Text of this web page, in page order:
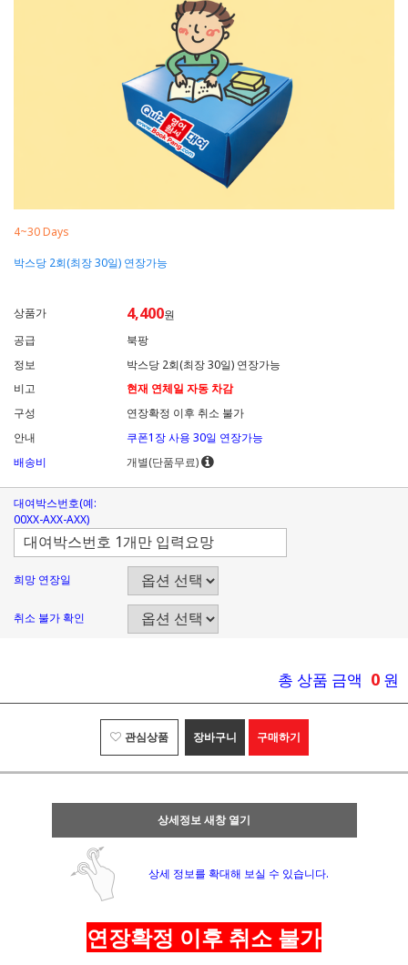
4~30 Days
박스당 2회(최장 30일) 연장가능
상품가 4,400원
공급
북팡
정보
박스당 2회(최장 30일) 연장가능
비고
현재 연체일 자동 차감
구성
연장확정 이후 취소 불가
안내
쿠폰1장 사용 30일 연장가능
배송비
개별(단품무료)
대여박스번호(예:
00XX-AXX-AXX)
희망 연장일
취소 불가 확인
총 상품 금액 0 원
관심상품 장바구니 구매하기
상세정보 새창 열기
상세 정보를 확대해 보실 수 있습니다.
연장확정 이후 취소 불가